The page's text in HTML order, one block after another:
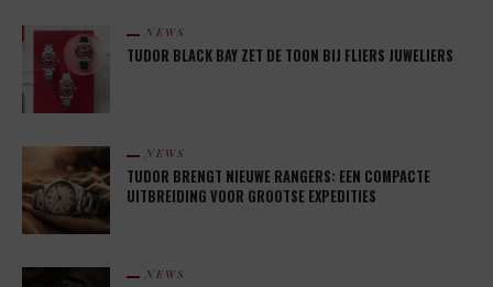
NEWS
TUDOR BLACK BAY ZET DE TOON BIJ FLIERS JUWELIERS
NEWS
TUDOR BRENGT NIEUWE RANGERS: EEN COMPACTE
UITBREIDING VOOR GROOTSE EXPEDITIES
NEWS